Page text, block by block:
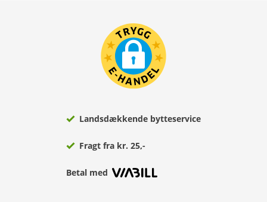
Landsdækkende bytteservice
Fragt fra kr. 25,-
Betal med